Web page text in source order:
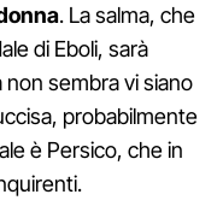
. La salma, che
di Eboli, sarà
non sembra vi siano
probabilmente
è Persico, che in